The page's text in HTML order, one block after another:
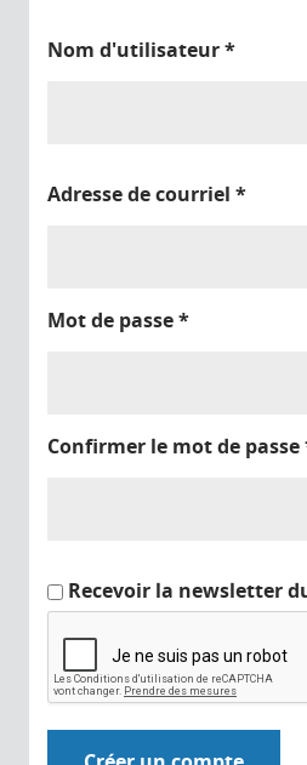
Nom d'utilisateur*
Adresse de courriel *
Mot de passe*
Confirmer le mot de passe
Recevoir la newsletter